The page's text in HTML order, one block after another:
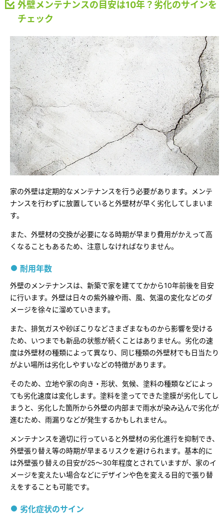
外壁メンテナンスの目安は10年？劣化のサインを
チェック
家の外壁は定期的なメンテナンスを行う必要があります。メンテ
ナンスを行わずに放置していると外壁材が早く劣化してしまいま
す。
また、外壁材の交換が必要になる時期が早まり費用がかえって高
くなることもあるため、注意しなければなりません。
耐用年数
外壁のメンテナンスは、新築で家を建ててかから10年前後を目安
に行います。外壁は日々の紫外線や雨、風、気温の変化などのダ
メージを徐々に溜めていきます。
また、排気ガスや砂ぼこりなどさまざまなものから影響を受ける
ため、いつまでも新品の状態が続くことはありません。劣化の速
度は外壁材の種類によって異なり、同じ種類の外壁材でも日当たり
がよい場所は劣化しやすいなどの特徴があります。
そのため、立地や家の向き・形状、気候、塗料の種類などによっ
ても劣化速度は変化します。塗料を塗ってできた塗膜が劣化してし
まうと、劣化した箇所から外壁の内部まで雨水が染み込んで劣化が
進むため、雨漏りなどが発生するかもしれません。
メンテナンスを適切に行っていると外壁材の劣化進行を抑制でき、
外壁張り替え等の時期が早まるリスクを避けられます。基本的に
は外壁張り替えの目安が25～30年程度とされていますが、家のイ
メージを変えたい場合などにデザインや色を変える目的で張り替
えをすることも可能です。
劣化症状のサイン